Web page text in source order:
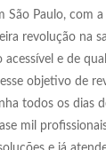
São Paulo, com
revolução na
e de
objetivo de
todos os dias
mil